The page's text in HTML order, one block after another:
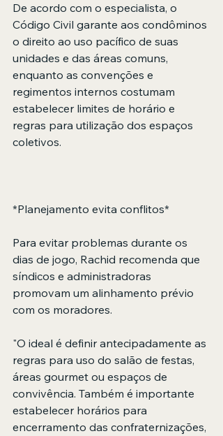
De acordo com o especialista, o
Código Civil garante aos condôminos
o direito ao uso pacífico de suas
unidades e das áreas comuns,
enquanto as convenções e
regimentos internos costumam
estabelecer limites de horário e
regras para utilização dos espaços
coletivos.
*Planejamento evita conflitos*
Para evitar problemas durante os
dias de jogo, Rachid recomenda que
síndicos e administradoras
promovam um alinhamento prévio
com os moradores.
"O ideal é definir antecipadamente as
regras para uso do salão de festas,
áreas gourmet ou espaços de
convivência. Também é importante
estabelecer horários para
encerramento das confraternizações,